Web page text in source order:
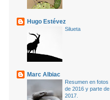
Hugo Estévez
Silueta
Marc Albiac
Resumen en fotos
de 2016 y parte de
2017.